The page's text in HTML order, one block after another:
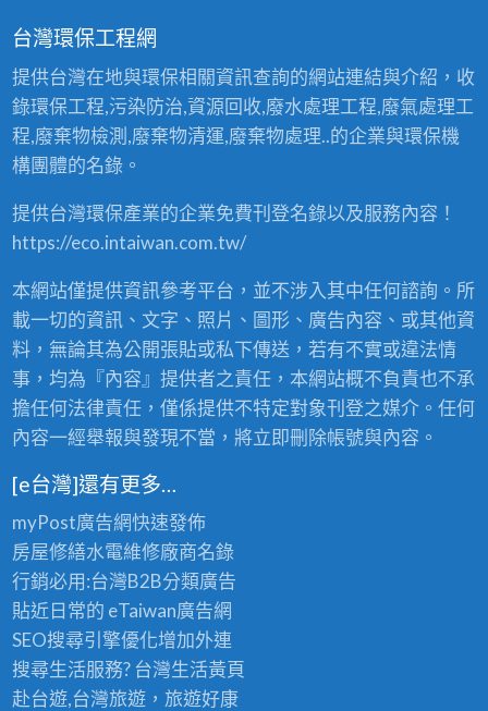
務
中
回
收
、
收
購
賣
2
小
時
省
服
務
！
〉
台灣環保工程網
提供台灣在地與環保相關資訊查詢的網站連結與介紹，收
錄環保工程,污染防治,資源回收,廢水處理工程,廢氣處理工
程,廢棄物檢測,廢棄物清運,廢棄物處理..的企業與環保機
構團體的名錄。
提供台灣環保產業的企業免費刊登名錄以及服務內容！
https://eco.intaiwan.com.tw/
本網站僅提供資訊參考平台，並不涉入其中任何諮詢。所
載一切的資訊、文字、照片、圖形、廣告內容、或其他資
料，無論其為公開張貼或私下傳送，若有不實或違法情
事，均為『內容』提供者之責任，本網站概不負責也不承
擔任何法律責任，僅係提供不特定對象刊登之媒介。任何
內容一經舉報與發現不當，將立即刪除帳號與內容。
[e台灣]還有更多…
myPost廣告網快速發佈
房屋修繕水電維修廠商名錄
行銷必用:台灣B2B分類廣告
貼近日常的 eTaiwan廣告網
SEO搜尋引擎優化增加外連
搜尋生活服務? 台灣生活黃頁
赴台遊,台灣旅遊，旅遊好康